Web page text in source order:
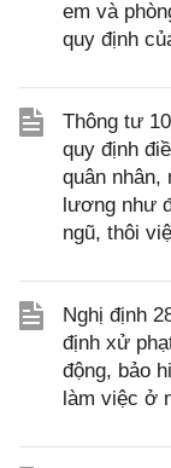
em và
quy định
Thông tư
quy định
quân
lương như
ngũ, thôi
Nghị định
định xử
động, bảo
làm việc ở